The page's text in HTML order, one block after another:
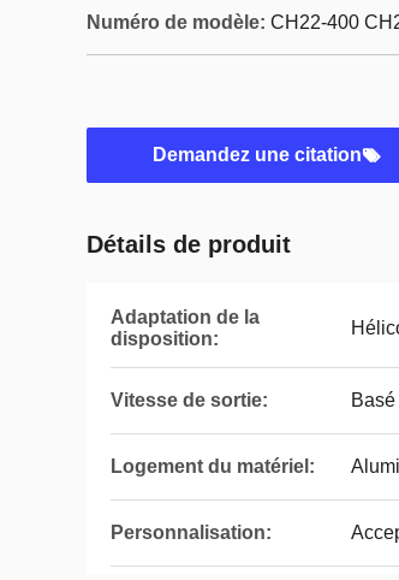
Numéro de modèle: CH22-400
Demandez une citation
Détails de produit
Adaptation de la
disposition:
Vitesse de sortie:
Logement du matériel:
Personnalisation: